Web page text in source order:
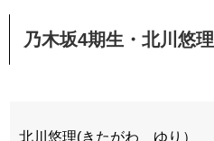
乃木坂4期生・北川悠理
北川悠理(きたがわ ゆり）